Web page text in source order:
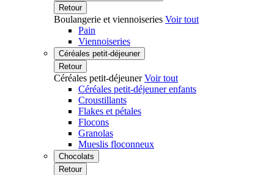
Retour
Boulangerie et viennoiseries Voir tout
Pain
Viennoiseries
Céréales petit-déjeuner
Retour
Céréales petit-déjeunerVoir tout
Céréales petit-déjeuner enfants
Croustillants
Flakes et pétales
Flocons
Granolas
Mueslis floconneux
Chocolats
Retour